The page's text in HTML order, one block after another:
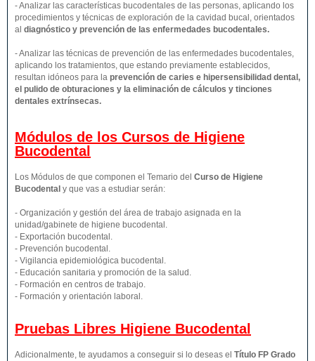
- Analizar las características bucodentales de las personas, aplicando los
procedimientos y técnicas de exploración de la cavidad bucal, orientados
al diagnóstico y prevención de las enfermedades bucodentales.
- Analizar las técnicas de prevención de las enfermedades bucodentales,
aplicando los tratamientos, que estando previamente establecidos,
resultan idóneos para la prevención de caries e hipersensibilidad dental,
el pulido de obturaciones y la eliminación de cálculos y tinciones
dentales extrínsecas.
Módulos de los Cursos de Higiene
Bucodental
Los Módulos de que componen el Temario del Curso de Higiene
Bucodental y que vas a estudiar serán:
- Organización y gestión del área de trabajo asignada en la
unidad/gabinete de higiene bucodental.
- Exportación bucodental.
- Prevención bucodental.
- Vigilancia epidemiológica bucodental.
- Educación sanitaria y promoción de la salud.
- Formación en centros de trabajo.
- Formación y orientación laboral.
Pruebas Libres Higiene Bucodental
Adicionalmente, te ayudamos a conseguir si lo deseas el Título FP Grado